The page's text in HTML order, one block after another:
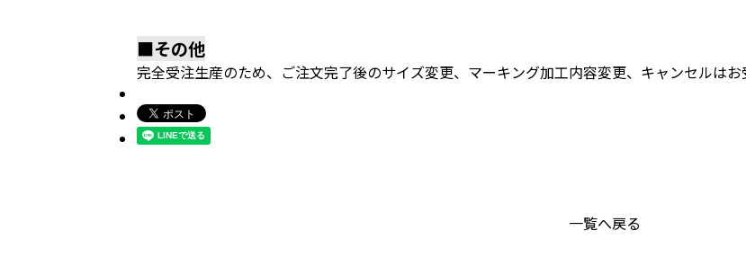
■その他
完全受注生産のため、ご注文完了後のサイズ変更、マーキング加工内容変更、キャンセルはお
一覧へ戻る